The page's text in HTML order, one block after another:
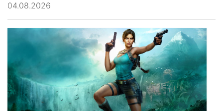
04.08.2026